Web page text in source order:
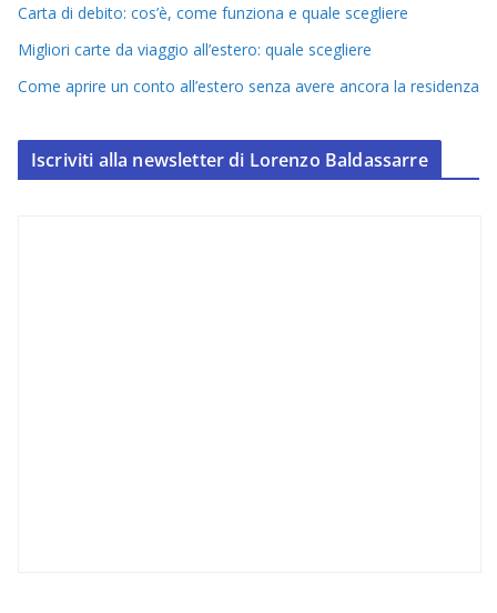
Carta di debito: cos’è, come funziona e quale scegliere
Migliori carte da viaggio all’estero: quale scegliere
Come aprire un conto all’estero senza avere ancora la residenza
Iscriviti alla newsletter di Lorenzo Baldassarre